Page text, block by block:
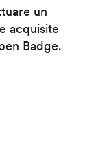
un
acquisite
Badge.